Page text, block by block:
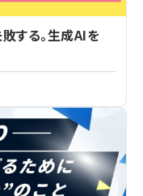
する。生成AIを